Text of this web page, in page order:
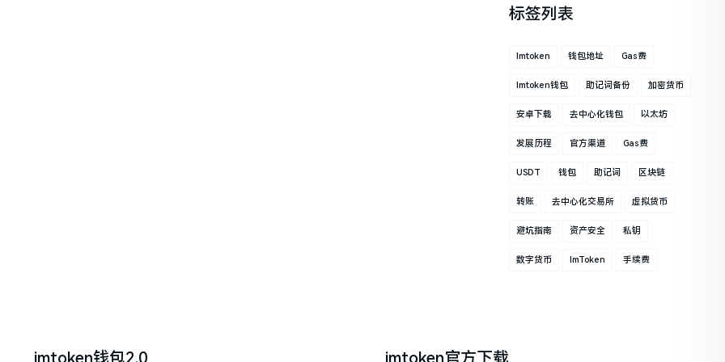
标签列表
Imtoken 钱包地址 Gas费
Imtoken钱包 助记词备份 加密货币
安卓下载 去中心化钱包 以太坊
发展历程 官方渠道 Gas费
USDT 钱包 助记词 区块链
转账 去中心化交易所 虚拟货币
避坑指南 资产安全 私钥
数字货币 ImToken 手续费